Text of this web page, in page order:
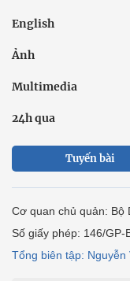
English
Ảnh
Multimedia
24h qua
Tuyến bài
Cơ quan chủ quản: Bộ
Số giấy phép: 146/
Tổng biên tập: Nguyễn